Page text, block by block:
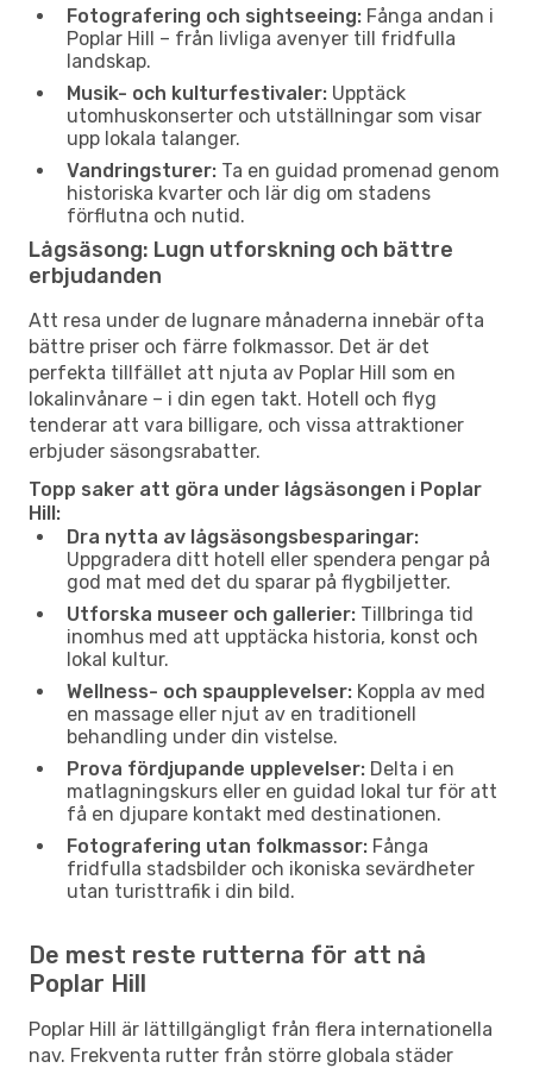
Fotografering och sightseeing: Fånga andan i
Poplar Hill – från livliga avenyer till fridfulla
landskap.
Musik- och kulturfestivaler: Upptäck
utomhuskonserter och utställningar som visar
upp lokala talanger.
Vandringsturer: Ta en guidad promenad genom
historiska kvarter och lär dig om stadens
förflutna och nutid.
Lågsäsong: Lugn utforskning och bättre
erbjudanden
Att resa under de lugnare månaderna innebär ofta
bättre priser och färre folkmassor. Det är det
perfekta tillfället att njuta av Poplar Hill som en
lokalinvånare – i din egen takt. Hotell och flyg
tenderar att vara billigare, och vissa attraktioner
erbjuder säsongsrabatter.
Topp saker att göra under lågsäsongen i Poplar
Hill:
Dra nytta av lågsäsongsbesparingar:
Uppgradera ditt hotell eller spendera pengar på
god mat med det du sparar på flygbiljetter.
Utforska museer och gallerier: Tillbringa tid
inomhus med att upptäcka historia, konst och
lokal kultur.
Wellness- och spaupplevelser: Koppla av med
en massage eller njut av en traditionell
behandling under din vistelse.
Prova fördjupande upplevelser: Delta i en
matlagningskurs eller en guidad lokal tur för att
få en djupare kontakt med destinationen.
Fotografering utan folkmassor: Fånga
fridfulla stadsbilder och ikoniska sevärdheter
utan turisttrafik i din bild.
De mest reste rutterna för att nå
Poplar Hill
Poplar Hill är lättillgängligt från flera internationella
nav. Frekventa rutter från större globala städer